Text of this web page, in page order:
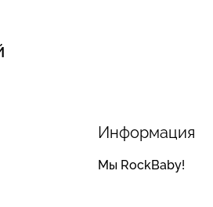
Информация
Мы RockBaby!